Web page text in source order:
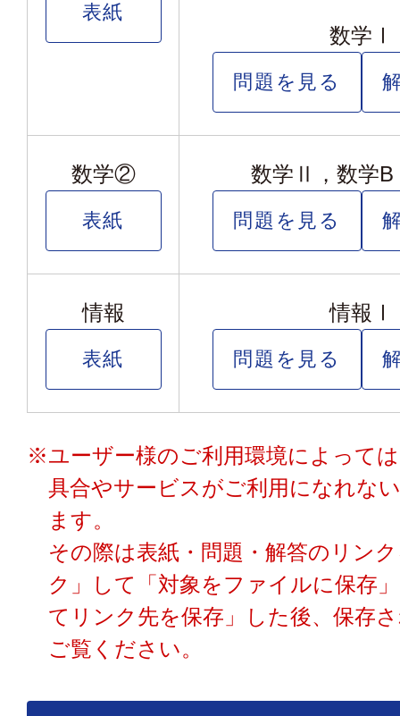
表紙
数学Ⅰ
問題を見る
数学②
表紙
数学Ⅱ，数学B
問題を見る
情報
表紙
情報Ⅰ
問題を見る
※ユーザー様のご利用環境によって
具合やサービスがご利用になれな
ます。
その際は表紙・問題・解答のリン
ク」して「対象をファイルに保存
てリンク先を保存」した後、保存
ご覧ください。